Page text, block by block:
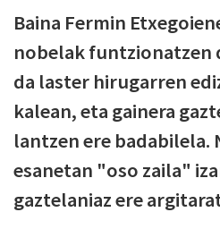
Baina Fermin
nobelak funtzionatzen
da laster hirugarren
kalean, eta gainera
lantzen ere badabilela.
esanetan "oso zaila"
gaztelaniaz ere